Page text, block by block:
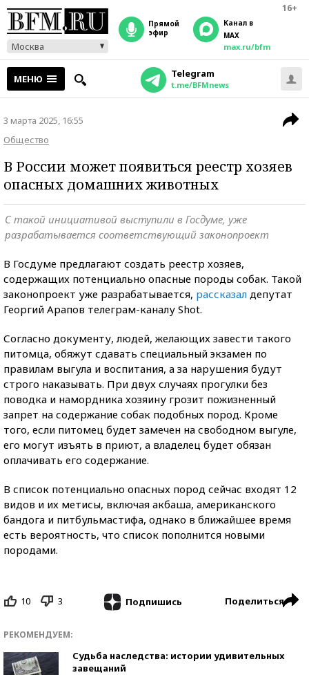
16+
Москва
прямой
эфир
Канал в
MAX
max.ru/bfm
МЕНЮ Telegram
t.me/BFMnews
3 марта 2025, 16:55
Общество
В России может появиться реестр хозяев
опасных домашних животных
С такой инициативой выступили в Госдуме, уже
разрабатывается соответствующий законопроект
В Госдуме предлагают создать реестр хозяев,
содержащих потенциально опасные породы собак. Такой
законопроект уже разрабатывается, рассказал депутат
Георгий Арапов телеграм-каналу Shot.
Согласно документу, людей, желающих завести такого
питомца, обяжут сдавать специальный экзамен по
правилам выгула и воспитания, а за нарушения будут
строго наказывать. При двух случаях прогулки без
поводка и намордника хозяину грозит пожизненный
запрет на содержание собак подобных пород. Кроме
того, если питомец будет замечен на свободном выгуле,
его могут изъять в приют, а владелец будет обязан
оплачивать его содержание.
В список потенциально опасных пород сейчас входят 12
видов и их метисы, включая акбаша, американского
бандога и питбульмастифа, однако в ближайшее время
есть вероятность, что список пополнится новыми
породами.
10 3 Подпишись Поделиться
РЕКОМЕНДУЕМ:
Судьба наследства: истории удивительных
завещаний